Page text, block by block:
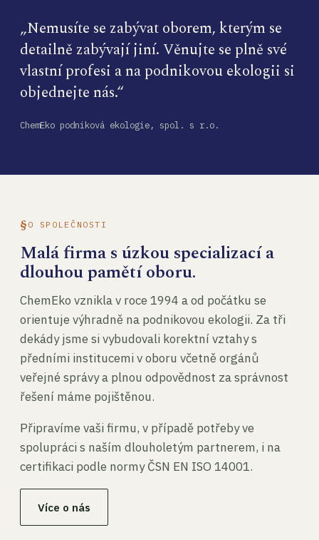
„Nemusíte se zabývat oborem, kterým se
detailně zabývají jiní. Věnujte se plně své
vlastní profesi a na podnikovou ekologii si
objednejte nás.“
ChemEko podniková ekologie, spol. s r.o.
O SPOLEČNOSTI
Malá firma s úzkou specializací a
dlouhou pamětí oboru.
ChemEko vznikla v roce 1994 a od počátku se
orientuje výhradně na podnikovou ekologii. Za tři
dekády jsme si vybudovali korektní vztahy s
předními institucemi v oboru včetně orgánů
veřejné správy a plnou odpovědnost za správnost
řešení máme pojištěnou.
Připravíme vaši firmu, v případě potřeby ve
spolupráci s naším dlouholetým partnerem, i na
certifikaci podle normy ČSN EN ISO 14001.
Více o nás